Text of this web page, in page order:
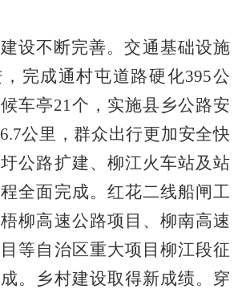
设不断完善。交通基础设施
完成通村屯道路硬化395公
车亭21个，实施县乡公路安
公里，群众出行更加安全快
公路扩建、柳江火车站及站
全面完成。红花二线船闸工
柳高速公路项目、柳南高速
等自治区重大项目柳江段征
。乡村建设取得新成绩。穿